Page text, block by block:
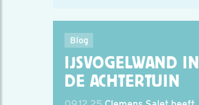
Blog
IJSVOGELWAND IN
DE ACHTERTUIN